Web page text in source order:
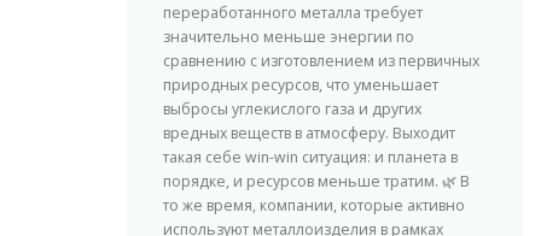
переработанного металла требует
значительно меньше энергии по
сравнению с изготовлением из первичных
природных ресурсов, что уменьшает
выбросы углекислого газа и других
вредных веществ в атмосферу. Выходит
такая себе win-win ситуация: и планета в
порядке, и ресурсов меньше тратим. 🌿 В
то же время, компании, которые активно
используют металлоизделия в рамках